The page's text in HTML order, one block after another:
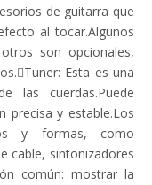
de guitarra que
al tocar.Algunos
son opcionales,
Esta es una
las cuerdas.Puede
precisa y estable.Los
y formas, como
cable, sintonizadores
común: mostrar la